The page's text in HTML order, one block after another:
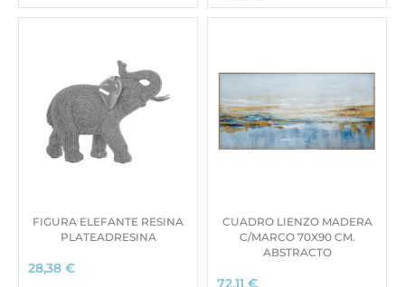
FIGURA ELEFANTE RESINA
PLATEADRESINA
28,38 €
CUADRO LIENZO MADERA
C/MARCO 70X90 CM.
ABSTRACTO
72,11 €